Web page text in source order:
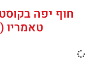
חוף יפה
טאמריו (Tamariu Beach)